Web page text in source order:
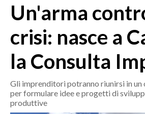
MEDIO CAMPIDANO
ORISTANO E PROVINCIA
GALLURA
OGLIASTRA
AGENDA
Un'arma
crisi: nasce a
la Consulta
Gli imprenditori potranno riunirsi in un
per formulare idee e progetti di
produttive